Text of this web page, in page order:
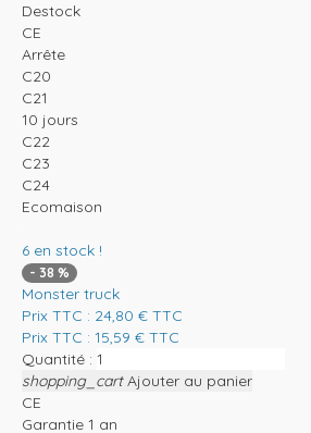
Destock
CE
Arrête
C20
C21
10 jours
C22
C23
C24
Ecomaison
6 en stock !
- 38 %
Monster truck
Prix TTC : 24,80 € TTC
Prix TTC : 15,59 € TTC
Quantité :
shopping_cart Ajouter au panier
CE
Garantie 1 an